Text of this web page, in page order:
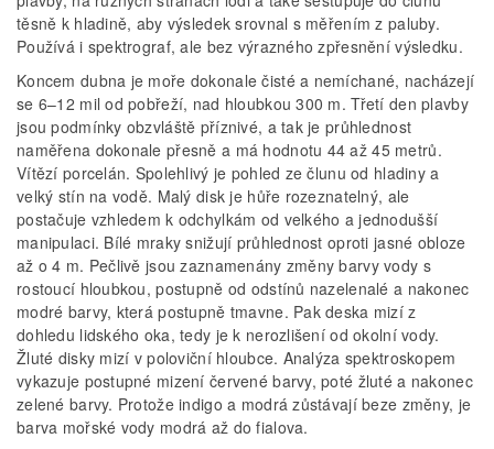
těsně k hladině, aby výsledek srovnal s měřením z paluby.
Používá i spektrograf, ale bez výrazného zpřesnění výsledku.
Koncem dubna je moře dokonale čisté a nemíchané, nacházejí
se 6–12 mil od pobřeží, nad hloubkou 300 m. Třetí den plavby
jsou podmínky obzvláště příznivé, a tak je průhlednost
naměřena dokonale přesně a má hodnotu 44 až 45 metrů.
Vítězí porcelán. Spolehlivý je pohled ze člunu od hladiny a
velký stín na vodě. Malý disk je hůře rozeznatelný, ale
postačuje vzhledem k odchylkám od velkého a jednodušší
manipulaci. Bílé mraky snižují průhlednost oproti jasné obloze
až o 4 m. Pečlivě jsou zaznamenány změny barvy vody s
rostoucí hloubkou, postupně od odstínů nazelenalé a nakonec
modré barvy, která postupně tmavne. Pak deska mizí z
dohledu lidského oka, tedy je k nerozlišení od okolní vody.
Žluté disky mizí v poloviční hloubce. Analýza spektroskopem
vykazuje postupné mizení červené barvy, poté žluté a nakonec
zelené barvy. Protože indigo a modrá zůstávají beze změny, je
barva mořské vody modrá až do fialova.